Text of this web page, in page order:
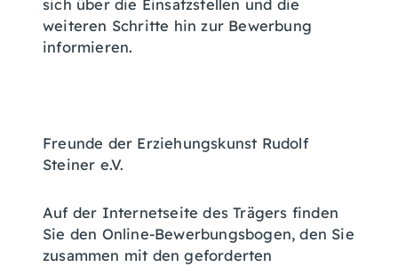
sich über die Einsatzstellen und die
weiteren Schritte hin zur Bewerbung
informieren.
Freunde der Erziehungskunst Rudolf
Steiner e.V.
Auf der Internetseite des Trägers finden
Sie den Online-Bewerbungsbogen, den Sie
zusammen mit den geforderten